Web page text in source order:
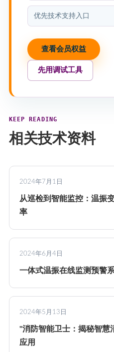
优先技术支持入口
查看会员权益
先用调试工具
KEEP READING
相关技术资料
2024年7月1日
从巡检到智能监控：温振
率
2024年6月4日
一体式温振在线监测预警
2024年5月13日
"消防智能卫士：揭秘智慧
应用